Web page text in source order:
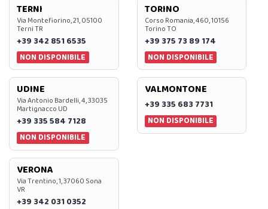
TERNI
Via Montefiorino, 21, 05100
Terni TR
+39 342 851 6535
NON DISPONIBILE
TORINO
Corso Romania, 460, 10156
Torino TO
+39 375 73 89 174
NON DISPONIBILE
UDINE
Via Antonio Bardelli, 4, 33035
Martignacco UD
+39 335 584 7128
NON DISPONIBILE
VALMONTONE
+39 335 683 7731
NON DISPONIBILE
VERONA
Via Trentino, 1, 37060 Sona
VR
+39 342 031 0352